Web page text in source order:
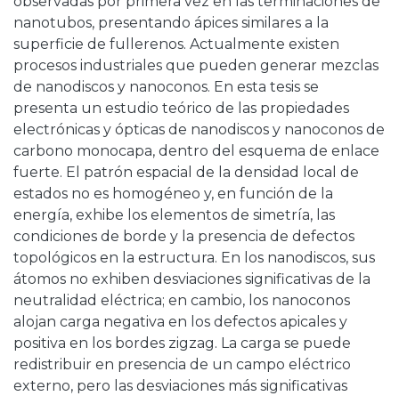
nanotubos, presentando ápices similares a la
superficie de fullerenos. Actualmente existen
procesos industriales que pueden generar mezclas
de nanodiscos y nanoconos. En esta tesis se
presenta un estudio teórico de las propiedades
electrónicas y ópticas de nanodiscos y nanoconos de
carbono monocapa, dentro del esquema de enlace
fuerte. El patrón espacial de la densidad local de
estados no es homogéneo y, en función de la
energía, exhibe los elementos de simetría, las
condiciones de borde y la presencia de defectos
topológicos en la estructura. En los nanodiscos, sus
átomos no exhiben desviaciones significativas de la
neutralidad eléctrica; en cambio, los nanoconos
alojan carga negativa en los defectos apicales y
positiva en los bordes zigzag. La carga se puede
redistribuir en presencia de un campo eléctrico
externo, pero las desviaciones más significativas